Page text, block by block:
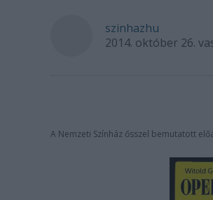
szinhazhu
2014. október 26.
A Nemzeti Színház ősszel bemutatott